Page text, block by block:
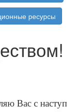
ресурсы
Вас с